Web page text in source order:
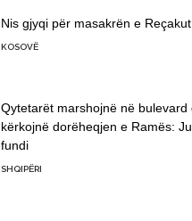
Nis gjyqi për masakrën e Reçakut
KOSOVË
Qytetarët marshojnë në bulevard
kërkojnë dorëheqjen e Ramës:
fundi
SHQIPËRI